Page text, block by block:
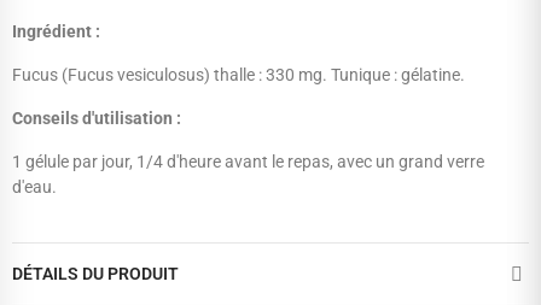
Ingrédient :
Fucus (Fucus vesiculosus) thalle : 330 mg. Tunique : gélatine.
Conseils d'utilisation :
1 gélule par jour, 1/4 d'heure avant le repas, avec un grand verre
d'eau.
DÉTAILS DU PRODUIT